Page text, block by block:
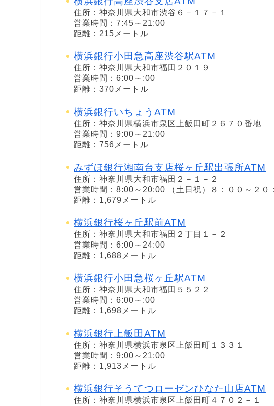
住所：神奈川県大和市渋谷６－１７－１
営業時間：7:45～21:00
距離：215メートル
横浜銀行小田急高座渋谷駅ATM
住所：神奈川県大和市福田２０１９
営業時間：6:00～:00
距離：370メートル
横浜銀行いちょうATM
住所：神奈川県横浜市泉区上飯田町２６７０番地
営業時間：9:00～21:00
距離：756メートル
みずほ銀行湘南台支店桜ヶ丘駅出張所ATM
住所：神奈川県大和市福田２－１－２
営業時間：8:00～20:00 （土日祝）８：００～２０
距離：1,679メートル
横浜銀行桜ヶ丘駅前ATM
住所：神奈川県大和市福田２丁目１－２
営業時間：6:00～24:00
距離：1,688メートル
横浜銀行小田急桜ヶ丘駅ATM
住所：神奈川県大和市福田５５２２
営業時間：6:00～:00
距離：1,698メートル
横浜銀行上飯田ATM
住所：神奈川県横浜市泉区上飯田町１３３１
営業時間：9:00～21:00
距離：1,913メートル
横浜銀行そうてつローゼンひなた山店ATM
住所：神奈川県横浜市泉区上飯田町４７０２－１